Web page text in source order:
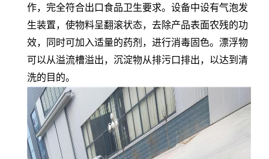
作，完全符合出口食品卫生要求。设备中设有气泡发
生装置，使物料呈翻滚状态，去除产品表面农残的功
效，同时可加入适量的药剂，进行消毒固色。漂浮物
可以从溢流槽溢出，沉淀物从排污口排出，以达到清
洗的目的。